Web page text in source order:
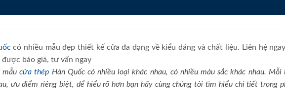
có nhiều mẫu đẹp thiết kế cửa đa dạng về kiểu dáng và chất liệu. Liên hệ
báo giá, tư vấn ngay
mẫucửa thép Hàn Quốc có nhiều loại khác nhau, có nhiều màu sắc khác nhau. Mỗi
ưu điểm riêng biệt, để hiểu rõ hơn bạn hãy cùng chúng tôi tìm hiểu chi tiết trong